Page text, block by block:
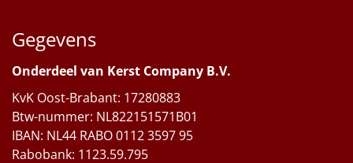
Gegevens
Onderdeel van Kerst Company B.V.
KvK Oost-Brabant: 17280883
Btw-nummer: NL822151571B01
IBAN: NL44 RABO 0112 3597 95
Rabobank: 1123.59.795